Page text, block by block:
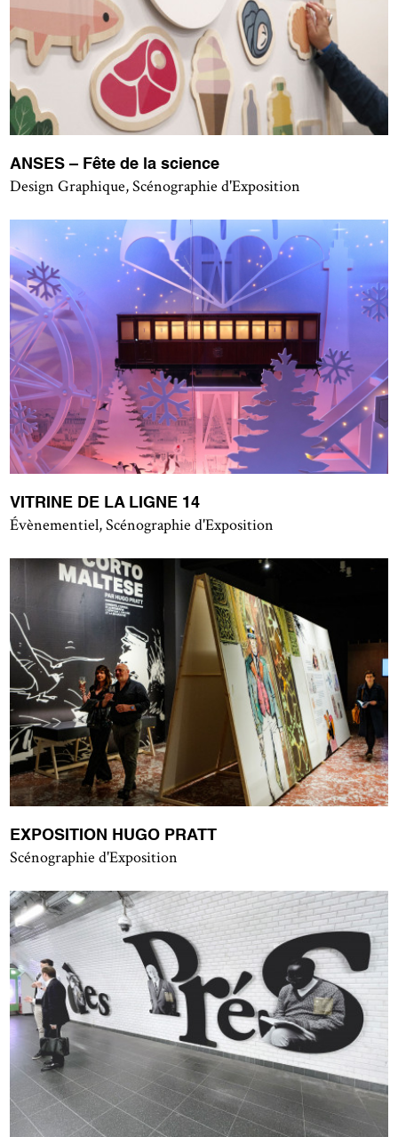
ANSES – Fête de la science
Design Graphique, Scénographie d'Exposition
VITRINE DE LA LIGNE 14
Évènementiel, Scénographie d'Exposition
EXPOSITION HUGO PRATT
Scénographie d'Exposition